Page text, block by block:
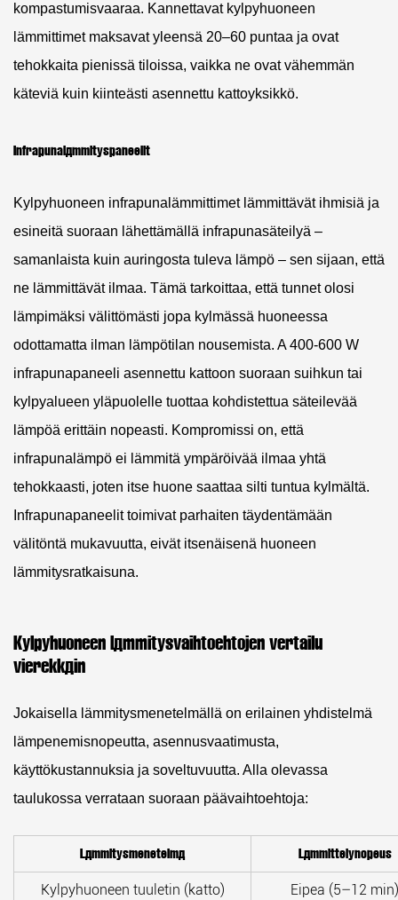
kompastumisvaaraa. Kannettavat kylpyhuoneen
lämmittimet maksavat yleensä 20–60 puntaa ja ovat
tehokkaita pienissä tiloissa, vaikka ne ovat vähemmän
käteviä kuin kiinteästi asennettu kattoyksikkö.
Infrapunalämmityspaneelit
Kylpyhuoneen infrapunalämmittimet lämmittävät ihmisiä ja
esineitä suoraan lähettämällä infrapunasäteilyä –
samanlaista kuin auringosta tuleva lämpö – sen sijaan, että
ne lämmittävät ilmaa. Tämä tarkoittaa, että tunnet olosi
lämpimäksi välittömästi jopa kylmässä huoneessa
odottamatta ilman lämpötilan nousemista. A400-600 W
infrapunapaneeli asennettu kattoon suoraan suihkun tai
kylpyalueen yläpuolelle tuottaa kohdistettua säteilevää
lämpöä erittäin nopeasti. Kompromissi on, että
infrapunalämpö ei lämmitä ympäröivää ilmaa yhtä
tehokkaasti, joten itse huone saattaa silti tuntua kylmältä.
Infrapunapaneelit toimivat parhaiten täydentämään
välitöntä mukavuutta, eivät itsenäisenä huoneen
lämmitysratkaisuna.
Kylpyhuoneen lämmitysvaihtoehtojen vertailu
vierekkäin
Jokaisella lämmitysmenetelmällä on erilainen yhdistelmä
lämpenemisnopeutta, asennusvaatimusta,
käyttökustannuksia ja soveltuvuutta. Alla olevassa
taulukossa verrataan suoraan päävaihtoehtoja:
Lämmitysmenetelmä Lämmittelynopeus
Kylpyhuoneen tuuletin (katto) Eipea (5–12 min)